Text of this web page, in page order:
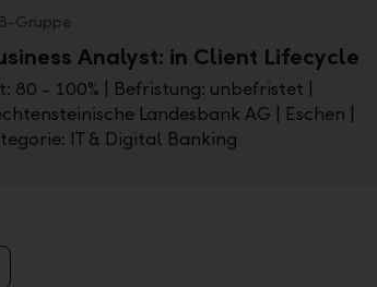
Gruppe
Analyst: in Client Lifecycle
80 - 100% | Befristung: unbefristet |
Landesbank AG | Eschen |
IT & Digital Banking